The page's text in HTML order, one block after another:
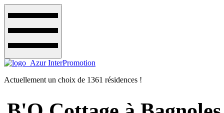
Actuellement un choix de 1361 résidences !